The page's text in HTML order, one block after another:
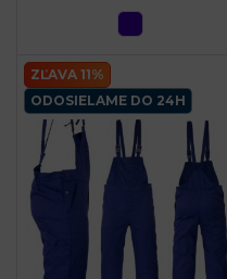
ZĽAVA 11%
ODOSIELAME DO 24H